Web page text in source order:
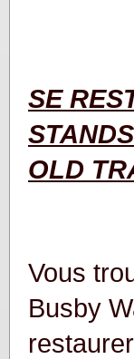
SE
STANDS
OLD
Vous
Busby
restaurer